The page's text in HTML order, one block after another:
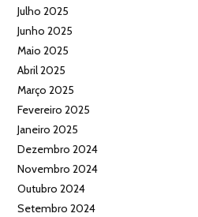
Julho 2025
Junho 2025
Maio 2025
Abril 2025
Março 2025
Fevereiro 2025
Janeiro 2025
Dezembro 2024
Novembro 2024
Outubro 2024
Setembro 2024